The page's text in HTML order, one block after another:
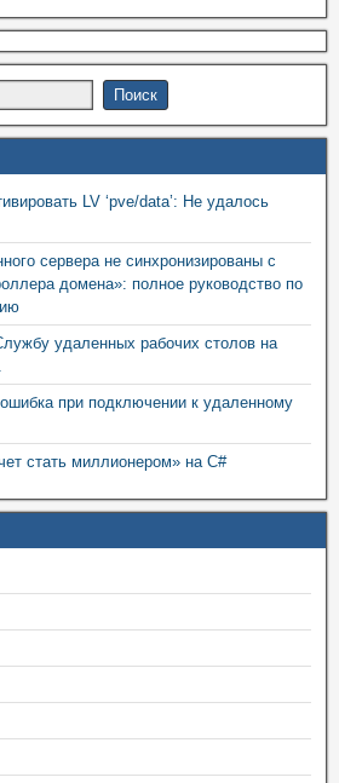
LV ‘pve/data’: Не удалось
сервера не синхронизированы с
домена»: полное руководство по
удаленных рабочих столов на
при подключении к удаленному
стать миллионером» на C#